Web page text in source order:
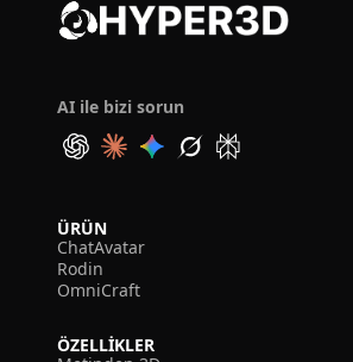
AI ile bizi sorun
ÜRÜN
ChatAvatar
Rodin
OmniCraft
ÖZELLIKLER